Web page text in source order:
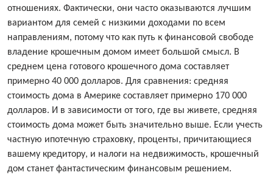
отношениях. Фактически, они часто оказываются лучшим
вариантом для семей с низкими доходами по всем
направлениям, потому что как путь к финансовой свободе
владение крошечным домом имеет большой смысл. В
среднем цена готового крошечного дома составляет
примерно 40 000 долларов. Для сравнения: средняя
стоимость дома в Америке составляет примерно 170 000
долларов. И в зависимости от того, где вы живете, средняя
стоимость дома может быть значительно выше. Если учесть
частную ипотечную страховку, проценты, причитающиеся
вашему кредитору, и налоги на недвижимость, крошечный
дом станет фантастическим финансовым решением.